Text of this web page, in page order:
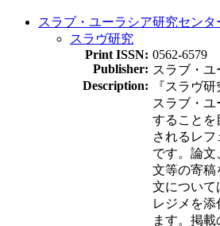
スラブ・ユーラシア研究センタ
スラヴ研究
Print ISSN: 0562-6579
Publisher: スラブ・
Description:
『スラヴ
スラブ・
することを
されるレ
です。論
文等の寄稿
文について
レジメを
ます。掲